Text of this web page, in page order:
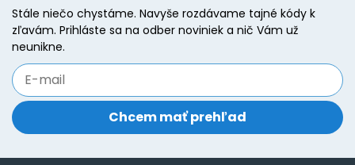
Stále niečo chystáme. Navyše rozdávame tajné kódy k
zľavám. Prihláste sa na odber noviniek a nič Vám už
neunikne.